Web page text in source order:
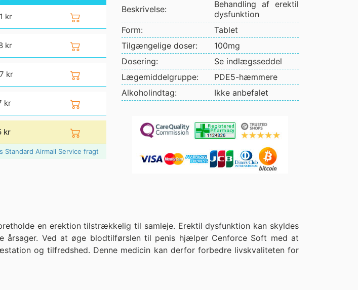
kr
kr
kr
kr
kr
Standard Airmail Service fragt
Beskrivelse:
Behandling af erektil
dysfunktion
Form:
Tablet
Tilgængelige doser:
100mg
Dosering:
Se indlægsseddel
Lægemiddelgruppe:
PDE5-hæmmere
Alkoholindtag:
Ikke anbefalet
en erektion tilstrækkelig til samleje. Erektil dysfunktion kan skyldes
årsager. Ved at øge blodtilførslen til penis hjælper Cenforce Soft med at
og tilfredshed. Denne medicin kan derfor forbedre livskvaliteten for